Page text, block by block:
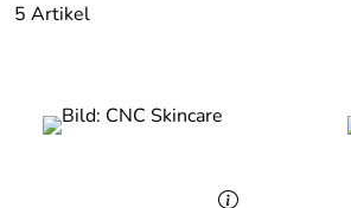
5 Artikel